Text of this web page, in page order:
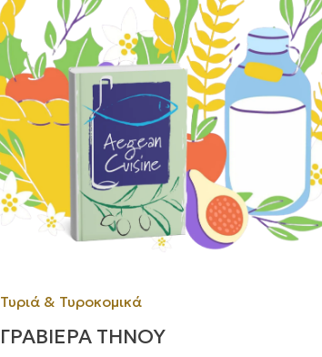
Τυριά & Τυροκομικά
ΓΡΑΒΙΕΡΑ ΤΗΝΟΥ